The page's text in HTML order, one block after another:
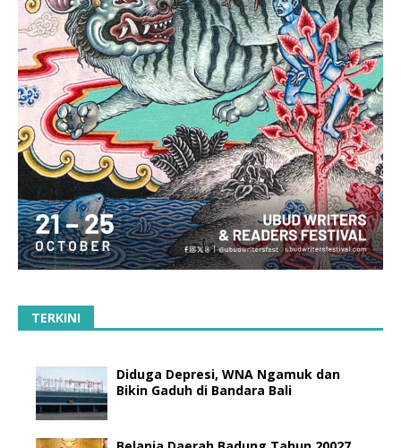
TERKINI
Diduga Depresi, WNA Ngamuk dan
Bikin Gaduh di Bandara Bali